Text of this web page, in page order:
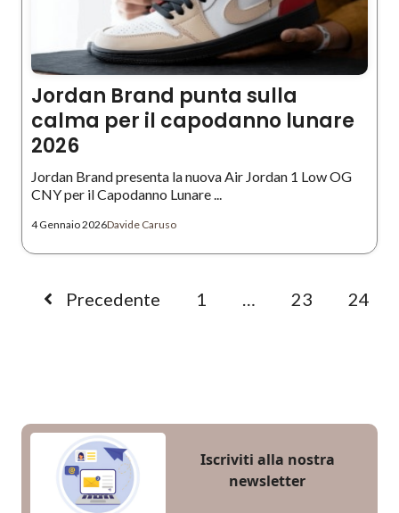
Jordan Brand punta sulla
calma per il capodanno lunare
2026
Jordan Brand presenta la nuova Air Jordan 1 Low OG
CNY per il Capodanno Lunare ...
4 Gennaio 2026Davide Caruso
Precedente 1 … 23 24
Iscriviti alla nostra
newsletter